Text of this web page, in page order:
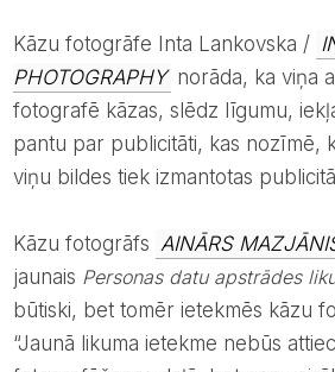
Kāzu fotogrāfe Inta Lankovska /
PHOTOGRAPHY norāda, ka viņa
fotografē kāzas, slēdz līgumu,
pantu par publicitāti, kas nozīmē,
viņu bildes tiek izmantotas
Kāzu fotogrāfs AINĀRS
jaunais Personas datu apstrādes
būtiski, bet tomēr ietekmēs kāzu
“Jaunā likuma ietekme nebūs